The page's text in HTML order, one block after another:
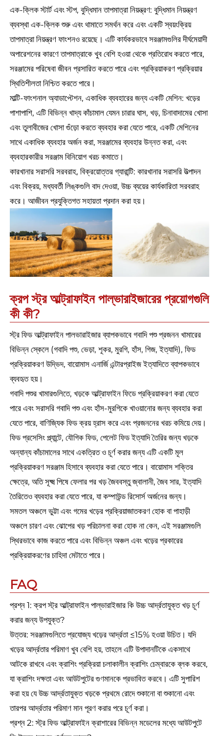
এক-ক্লিক স্টার্ট এবং স্টপ, বুদ্ধিমান তাপমাত্রা নিয়ন্ত্রণ: বুদ্ধিমান নিয়ন্ত্রণ
ব্যবস্থা এক-ক্লিক শুরু এবং থামাতে সমর্থন করে এবং একটি স্বয়ংক্রিয়
তাপমাত্রা নিয়ন্ত্রণ ফাংশনও রয়েছে। এটি কার্যকরভাবে সরঞ্জামগুলির দীর্ঘমেয়াদী
অপারেশনের কারণে তাপমাত্রাকে খুব বেশি হওয়া থেকে প্রতিরোধ করতে পারে,
সরঞ্জামের পরিষেবা জীবন প্রসারিত করতে পারে এবং প্রক্রিয়াকরণ প্রক্রিয়ার
স্থিতিশীলতা নিশ্চিত করতে পারে।
মাল্টি-ফাংশনাল অ্যাডাপ্টেশন, একাধিক ব্যবহারের জন্য একটি মেশিন: খড়ের
পাশাপাশি, এটি বিভিন্ন খাদ্য কাঁচামাল যেমন চারার ঘাস, খড়, চিনাবাদামের খোসা
এবং তুলাবীজের খোসা গুঁড়ো করতে ব্যবহার করা যেতে পারে, একটি মেশিনের
সাথে একাধিক ব্যবহার অর্জন করা, সরঞ্জামের ব্যবহার উন্নত করা, এবং
ব্যবহারকারীর সরঞ্জাম বিনিয়োগ খরচ কমাতে।
কারখানার সরাসরি সরবরাহ, বিক্রয়োত্তর গ্যারান্টি: কারখানার সরাসরি উত্পাদন
এবং বিক্রয়, মধ্যবর্তী লিঙ্কগুলি বাদ দেওয়া, উচ্চ ব্যয়ের কার্যকারিতা সরবরাহ
করে। আজীবন প্রযুক্তিগত সহায়তা প্রদান করা হয়।
ক্রপ স্ট্র আল্ট্রাফাইন পাল্ভারাইজারের প্রয়োগগুলি
কী কী?
স্ট্র ফিড আল্ট্রাফাইন পালভারাইজার ব্যাপকভাবে গবাদি পশু প্রজনন খামারের
বিভিন্ন স্কেলে (গবাদি পশু, ভেড়া, শূকর, মুরগি, হাঁস, গিজ, ইত্যাদি), ফিড
প্রক্রিয়াকরণ উদ্ভিদ, বায়োমাস এনার্জি এন্টারপ্রাইজ ইত্যাদিতে ব্যাপকভাবে
ব্যবহৃত হয়।
গবাদি পশুর খামারগুলিতে, খড়কে আল্ট্রাফাইন ফিডে প্রক্রিয়াকরণ করা যেতে
পারে এবং সরাসরি গবাদি পশু এবং হাঁস-মুরগিকে খাওয়ানোর জন্য ব্যবহার করা
যেতে পারে, বাণিজ্যিক ফিড ক্রয় হ্রাস করে এবং প্রজননের খরচ কমিয়ে দেয়।
ফিড প্রসেসিং প্ল্যান্টে, যৌগিক ফিড, পেলেট ফিড ইত্যাদি তৈরির জন্য খড়কে
অন্যান্য কাঁচামালের সাথে একত্রিত ও চূর্ণ করার জন্য এটি একটি মূল
প্রক্রিয়াকরণ সরঞ্জাম হিসাবে ব্যবহার করা যেতে পারে। বায়োমাস শক্তির
ক্ষেত্রে, অতি সূক্ষ্ম পিষে ফেলার পর খড় জৈববস্তু জ্বালানী, জৈব সার, ইত্যাদি
তৈরিতেও ব্যবহার করা যেতে পারে, যা কম্পাউন্ড রিসোর্স অর্জনের জন্য।
সমতল অঞ্চলে ভুট্টা এবং গমের খড়ের প্রক্রিয়াজাতকরণ হোক বা পাহাড়ী
অঞ্চলে চারণ এবং ঝোপের খড় পরিচালনা করা হোক না কেন, এই সরঞ্জামগুলি
স্থিরভাবে কাজ করতে পারে এবং বিভিন্ন অঞ্চল এবং খড়ের প্রকারের
প্রক্রিয়াকরণের চাহিদা মেটাতে পারে।
FAQ
প্রশ্ন 1: ক্রপ স্ট্র আল্ট্রাফাইন পাল্ভারাইজার কি উচ্চ আর্দ্রতাযুক্ত খড় চূর্ণ
করার জন্য উপযুক্ত?
উত্তর: সরঞ্জামগুলিতে প্রযোজ্য খড়ের আর্দ্রতা ≤15% হওয়া উচিত। যদি
খড়ের আর্দ্রতার পরিমাণ খুব বেশি হয়, তাহলে এটি উপাদানটিকে একসাথে
আটকে রাখবে এবং ক্রাশিং প্রক্রিয়া চলাকালীন ক্রাশিং চেম্বারকে ব্লক করবে,
যা ক্রাশিং দক্ষতা এবং আউটপুটের গুণমানকে প্রভাবিত করবে। এটি সুপারিশ
করা হয় যে উচ্চ আর্দ্রতাযুক্ত খড়কে প্রথমে রোদে শুকানো বা শুকানো এবং
তারপর আর্দ্রতার পরিমাণ মান পূরণ করার পরে চূর্ণ করা।
প্রশ্ন 2: স্ট্র ফিড আল্ট্রাফাইন ক্রাশারের বিভিন্ন মডেলের মধ্যে আউটপুটে